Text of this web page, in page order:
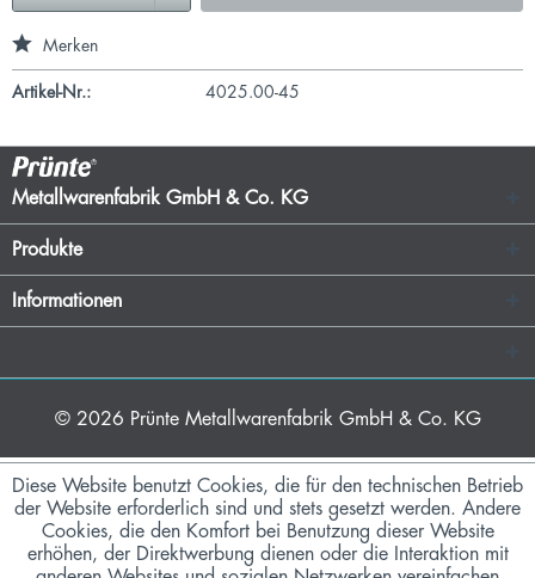
Merken
Artikel-Nr.: 4025.00-45
Metallwarenfabrik GmbH & Co. KG
Produkte
Informationen
© 2026 Prünte Metallwarenfabrik GmbH & Co. KG
Diese Website benutzt Cookies, die für den technischen Betrieb
der Website erforderlich sind und stets gesetzt werden. Andere
Cookies, die den Komfort bei Benutzung dieser Website
erhöhen, der Direktwerbung dienen oder die Interaktion mit